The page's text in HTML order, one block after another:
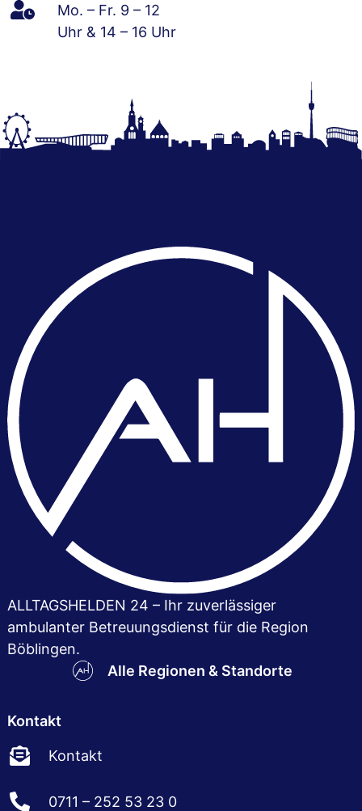
Mo. – Fr. 9 – 12
Uhr & 14 – 16 Uhr
ALLTAGSHELDEN 24 – Ihr zuver­lässiger
ambulanter Betreuungsdienst für die Region
Böblingen.
Alle Regionen & Standorte
Kontakt
Kontakt
0711 – 252 53 23 0